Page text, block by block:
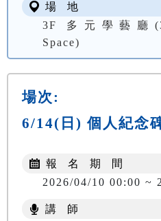
場 地
3F 多元學藝廳
Space)
場次:
6/14(日) 個人紀念
報 名 期 間
2026/04/10 00:00 ~
講 師